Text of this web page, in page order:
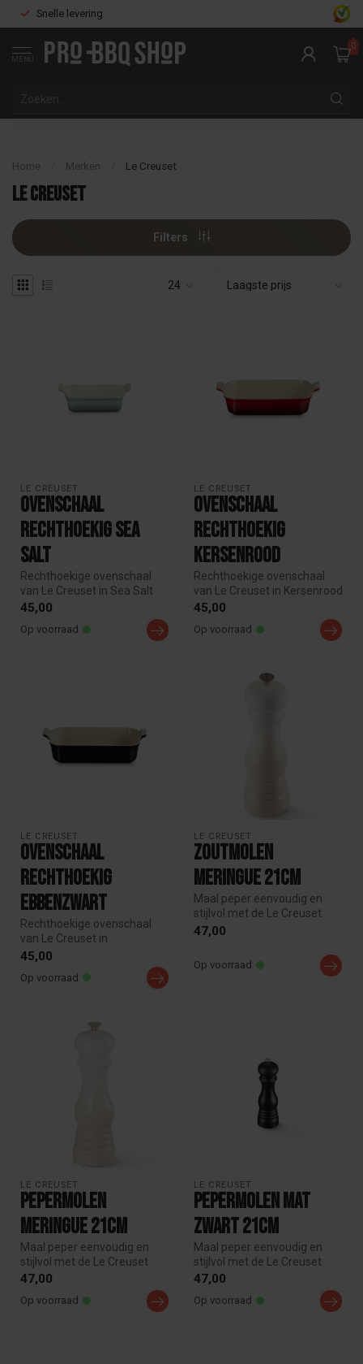
Snelle levering
MENU
0
Home Merken Le Creuset
Le Creuset
Filters
LE CREUSET
Ovenschaal
Rechthoekig Sea
Salt
Rechthoekige ovenschaal
van Le Creuset in Sea Salt
aardewerk. Krasbestendig,
45,00
Op voorraad
LE CREUSET
Ovenschaal
rechthoekig
Kersenrood
Rechthoekige ovenschaal
van Le Creuset in Kersenrood
aardewerk. Krasbestendig,
45,00
Op voorraad
LE CREUSET
Ovenschaal
rechthoekig
Ebbenzwart
Rechthoekige ovenschaal
van Le Creuset in
Ebbenzwart aardewerk.
45,00
Op voorraad
LE CREUSET
Zoutmolen
Meringue 21cm
Maal peper eenvoudig en
stijlvol met de Le Creuset
zoutmolen van 21 cm.
47,00
Op voorraad
LE CREUSET
Pepermolen
Meringue 21cm
Maal peper eenvoudig en
stijlvol met de Le Creuset
pepermolen van 21 cm.
47,00
Op voorraad
LE CREUSET
Pepermolen Mat
Zwart 21cm
Maal peper eenvoudig en
stijlvol met de Le Creuset
pepermolen van 21 cm.
47,00
Op voorraad